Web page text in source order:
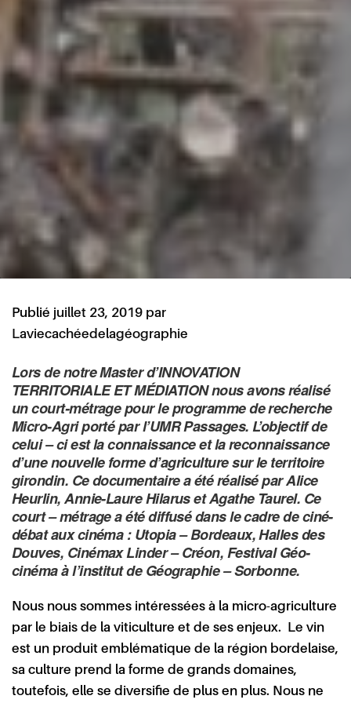
Publié juillet 23, 2019 par
Laviecachéedelagéographie
Lors de notre Master d’INNOVATION
TERRITORIALE ET MÉDIATIONnous avons réalisé
un court-métrage pour le programme de recherche
Micro-Agri porté par l’UMR Passages. L’objectif de
celui – ci est la connaissance et la reconnaissance
d’une nouvelle forme d’agriculture sur le territoire
girondin. Ce documentaire a été réalisé par Alice
Heurlin, Annie-Laure Hilarus et Agathe Taurel. Ce
court – métrage a été diffusé dans le cadre de ciné-
débat aux cinéma : Utopia – Bordeaux, Halles des
Douves, Cinémax Linder – Créon, Festival Géo-
cinéma à l’institut de Géographie – Sorbonne.
Nous nous sommes intéressées à la micro-agriculture
par le biais de la viticulture et de ses enjeux. Le vin
est un produit emblématique de la région bordelaise,
sa culture prend la forme de grands domaines,
toutefois, elle se diversifie de plus en plus. Nous ne